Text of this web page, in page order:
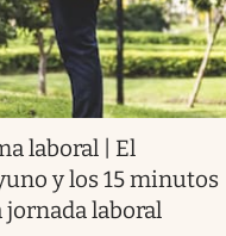
laboral | El
y los 15 minutos
jornada laboral